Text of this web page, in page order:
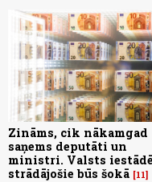
Zināms, cik nākamgad
saņems deputāti un
ministri. Valsts
strādājošie būs šokā 11